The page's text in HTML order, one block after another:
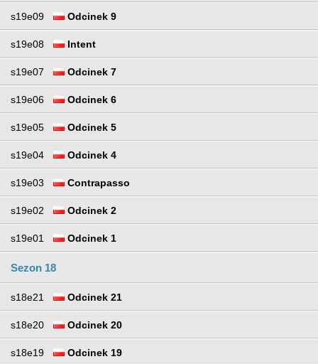
s19e09 Odcinek 9
s19e08 Intent
s19e07 Odcinek 7
s19e06 Odcinek 6
s19e05 Odcinek 5
s19e04 Odcinek 4
s19e03 Contrapasso
s19e02 Odcinek 2
s19e01 Odcinek 1
Sezon 18
s18e21 Odcinek 21
s18e20 Odcinek 20
s18e19 Odcinek 19